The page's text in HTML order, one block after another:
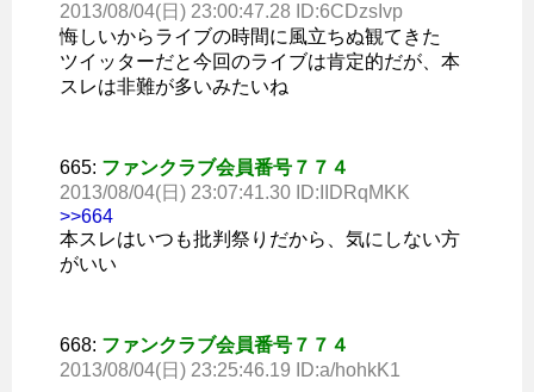
2013/08/04(日) 23:00:47.28 ID:6CDzsIvp
悔しいからライブの時間に風立ちぬ観てきた
ツイッターだと今回のライブは肯定的だが、本
スレは非難が多いみたいね
665: ファンクラブ会員番号７７４
2013/08/04(日) 23:07:41.30 ID:IIDRqMKK
>>664
本スレはいつも批判祭りだから、気にしない方
がいい
668: ファンクラブ会員番号７７４
2013/08/04(日) 23:25:46.19 ID:a/hohkK1